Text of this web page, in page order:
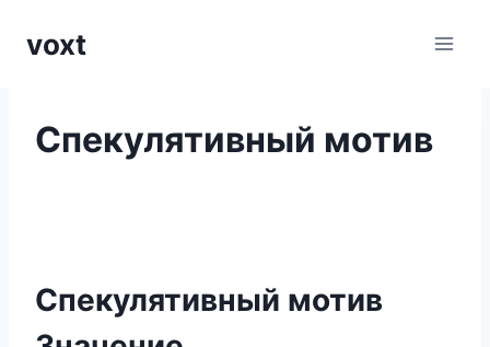
voxt
Спекулятивный мотив
Спекулятивный мотив